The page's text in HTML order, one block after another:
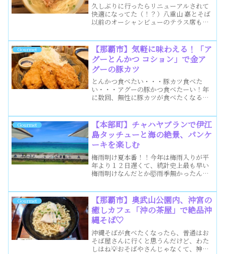
久しぶりに行ったらリニューアルされて
快適になってた（！？）八重山 嘉とそば
以前のオーシャンビューのテラス席も素
効いた店内テーブル席はカラダが楽だ〜
🙌ここは海老そばが名物なんだけど、ソ
ーキそばも美味しいのよ...
Gourmet
【那覇市】気軽に味わえる！「ア
グーとんかつ コション」で金ア
グーの豚カツ
とんかつ食べたい・・・豚カツ食べた
い・・・アグーの豚かつ食べたーい！年
に数回、無性に豚カツが食べたくなるん
の豚じゃダメで、絶対かんなじ（必ず）
アグーの豚カツってカラダが訴えてくる
w他にもこんな県民いるのか...
Gourmet
【本部町】チャハヤブランで伊江
島タッチューと海の絶景、パンケ
ーキを楽しむ
梅雨明け夏本番！！今年は梅雨入りが平
年より１２日遅くて、統計史上最も早い
梅雨明けなんだとか🤯雨季無かったんじ
朝にまあまあ雨降ってくれていたので水
甕（ダム）の心配は今のところ無いか
な〜😉海を愛でる季節、夏が...
Gourmet
【那覇市】奥武山公園内、沖宮の
癒しカフェ「沖の茶屋」で絶品沖
縄そば♡
沖縄そばが食べたくなったら、普通はお
そば屋さんに行くと思うんだけど、わた
しはね💡おそばやさんじゃなくて、神社